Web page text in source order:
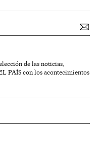
de las noticias,
PAÍS con los acontecimientos